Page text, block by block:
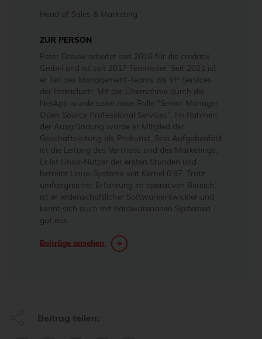
Head of Sales & Marketing
ZUR PERSON
Peter Dreuw arbeitet seit 2016 für die credativ
GmbH und ist seit 2017 Teamleiter. Seit 2021 ist
er Teil des Management-Teams als VP Services
der Instaclustr. Mit der Übernahme durch die
NetApp wurde seine neue Rolle "Senior Manager
Open Source Professional Services". Im Rahmen
der Ausgründung wurde er Mitglied der
Geschäftsleitung als Prokurist. Sein Aufgabenfeld
ist die Leitung des Vertriebs und des Marketings.
Er ist Linux-Nutzer der ersten Stunden und
betreibt Linux-Systeme seit Kernel 0.97. Trotz
umfangreicher Erfahrung im operativen Bereich
ist er leidenschaftlicher Softwareentwickler und
kennt sich auch mit hardwarenahen Systemen
gut aus.
Beiträge ansehen
Beitrag teilen: